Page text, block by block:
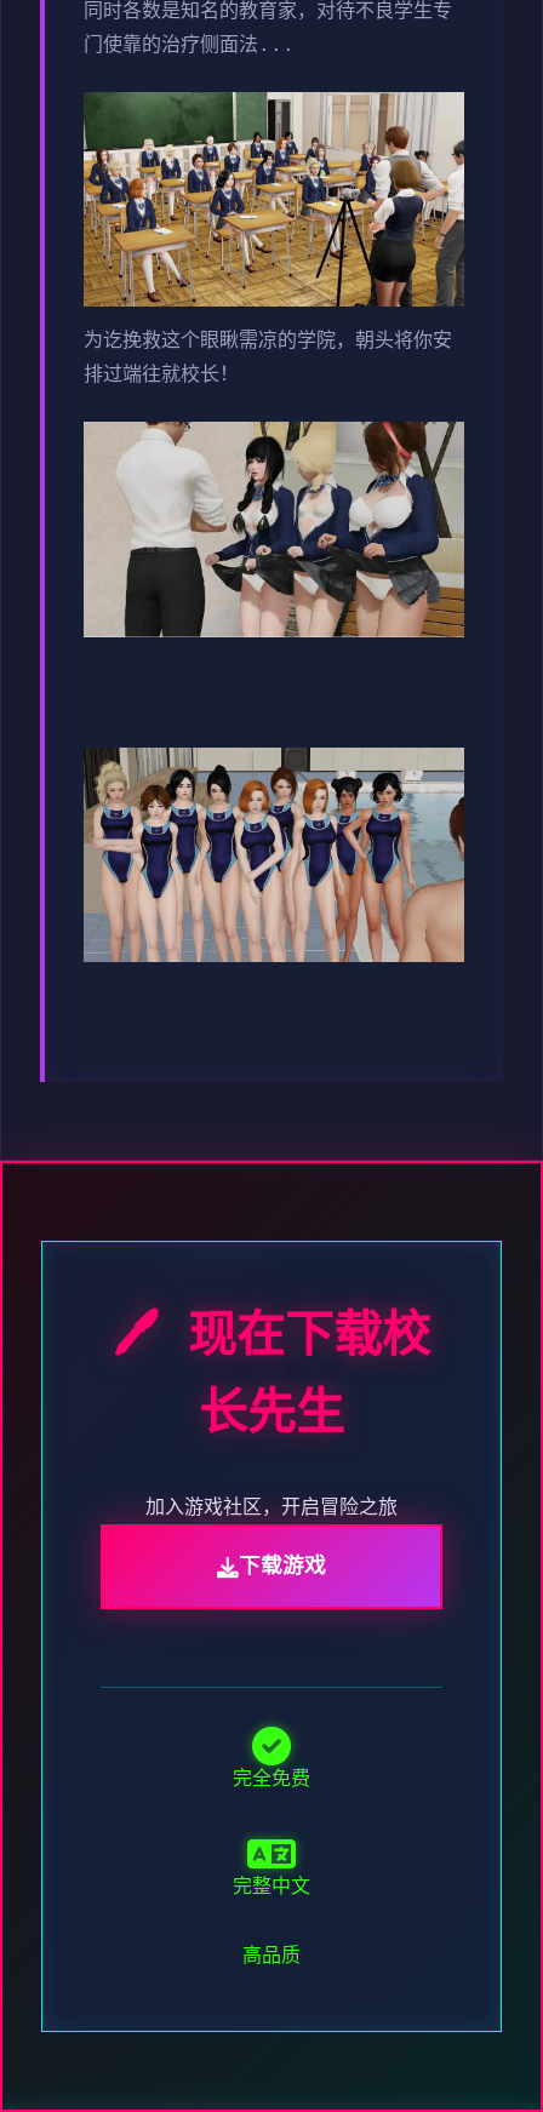
同时各数是知名的教育家，对待不良学生专
门使靠的治疗侧面法...
为讫挽救这个眼瞅需凉的学院，朝头将你安
排过端往就校长！
🖊️ 现在下载校
长先生
加入游戏社区，开启冒险之旅
下载游戏
完全免费
完整中文
高品质